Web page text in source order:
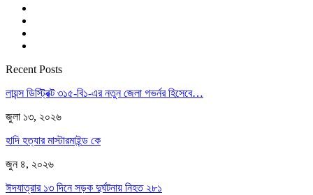
Recent Posts
লায়ন্স ডিস্ট্রিক্ট ৩১৫-বি১-এর নতুন জেলা গভর্নর হিসেবে…
জুলা ১৩, ২০২৬
হাদি হত্যার মাস্টারমাইন্ড কে
জুন ৪, ২০২৬
ঈদযাত্রার ১৩ দিনে সড়ক দুর্ঘটনায় নিহত ২৮১